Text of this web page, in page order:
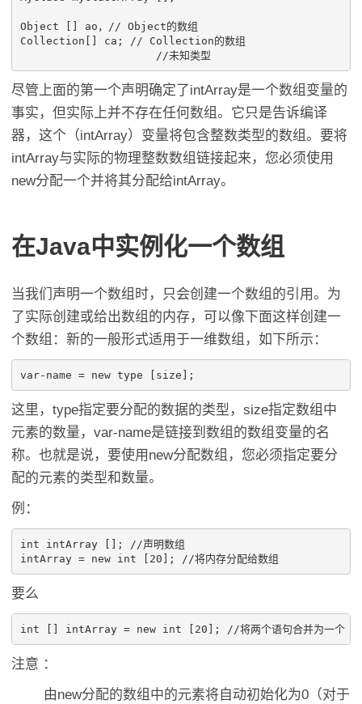
Object [] ao，// Object的数组
Collection[] ca; // Collection的数组
尽管上面的第一个声明确定了intArray是一个数组变量的
事实，但实际上并不存在任何数组。它只是告诉编译
器，这个（intArray）变量将包含整数类型的数组。要将
intArray与实际的物理整数数组链接起来，您必须使用
new分配一个并将其分配给intArray。
在Java中实例化一个数组
当我们声明一个数组时，只会创建一个数组的引用。为
了实际创建或给出数组的内存，可以像下面这样创建一
个数组：新的一般形式适用于一维数组，如下所示：
这里，type指定要分配的数据的类型，size指定数组中
元素的数量，var-name是链接到数组的数组变量的名
称。也就是说，要使用new分配数组，您必须指定要分
配的元素的类型和数量。
例：
int intArray []; //声明数组
要么
int [] intArray = new int [20]; //将两个语句合并为一个
注意 ：
由new分配的数组中的元素将自动初始化为0（对于